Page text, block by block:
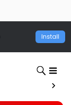
Install